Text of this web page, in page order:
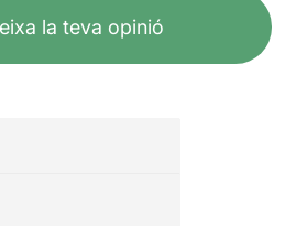
la teva opinió